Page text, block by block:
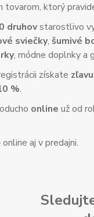
tovarom, ktorý
druhovstarostlivo
sviečky, šumivé
, módne doplnky a
získate
%.
online už od
aj v predajni.